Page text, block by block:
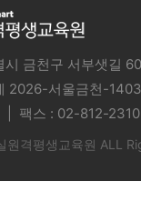
금천구 서부샛길
2026-서울금천-
| 팩스 : 02-812-
원격평생교육원 ALL